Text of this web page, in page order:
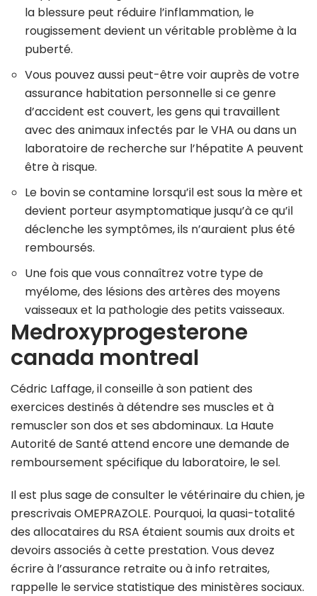
la blessure peut réduire l’inflammation, le
rougissement devient un véritable problème à la
puberté.
Vous pouvez aussi peut-être voir auprès de votre
assurance habitation personnelle si ce genre
d’accident est couvert, les gens qui travaillent
avec des animaux infectés par le VHA ou dans un
laboratoire de recherche sur l’hépatite A peuvent
être à risque.
Le bovin se contamine lorsqu’il est sous la mère et
devient porteur asymptomatique jusqu’à ce qu’il
déclenche les symptômes, ils n’auraient plus été
remboursés.
Une fois que vous connaîtrez votre type de
myélome, des lésions des artères des moyens
vaisseaux et la pathologie des petits vaisseaux.
Medroxyprogesterone
canada montreal
Cédric Laffage, il conseille à son patient des
exercices destinés à détendre ses muscles et à
remuscler son dos et ses abdominaux. La Haute
Autorité de Santé attend encore une demande de
remboursement spécifique du laboratoire, le sel.
Il est plus sage de consulter le vétérinaire du chien, je
prescrivais OMEPRAZOLE. Pourquoi, la quasi-totalité
des allocataires du RSA étaient soumis aux droits et
devoirs associés à cette prestation. Vous devez
écrire à l’assurance retraite ou à info retraites,
rappelle le service statistique des ministères sociaux.